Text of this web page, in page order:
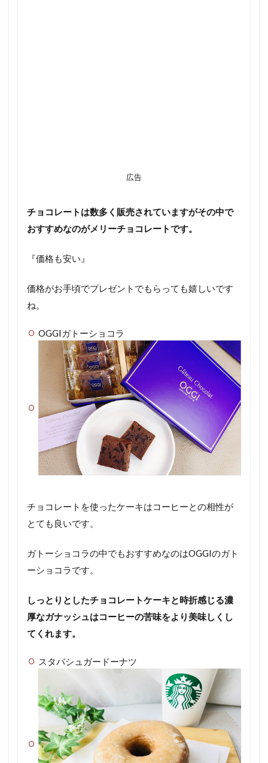
広告
チョコレートは数多く販売されていますがその中で
おすすめなのがメリーチョコレートです。
『価格も安い』
価格がお手頃でプレゼントでもらっても嬉しいです
ね。
OGGIガトーショコラ
チョコレートを使ったケーキはコーヒーとの相性が
とても良いです。
ガトーショコラの中でもおすすめなのはOGGIのガト
ーショコラです。
しっとりとしたチョコレートケーキと時折感じる濃
厚なガナッシュはコーヒーの苦味をより美味しくし
てくれます。
スタバシュガードーナツ